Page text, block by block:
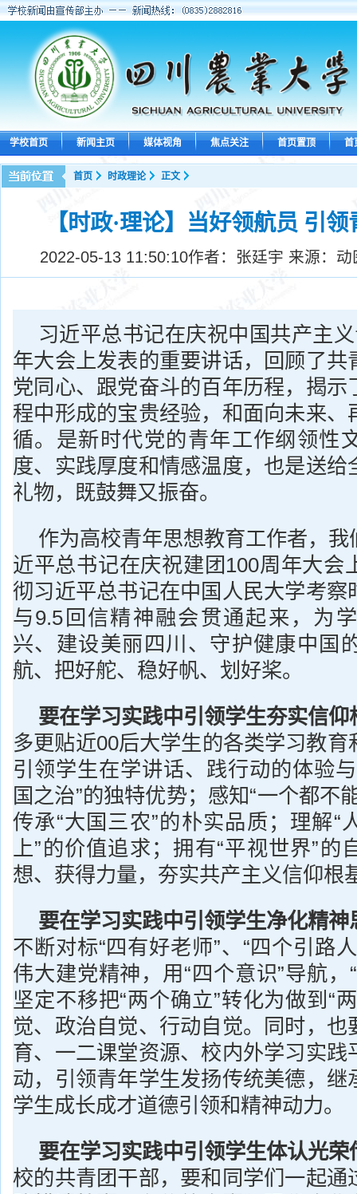
学校首页 新闻主页 媒体视角 焦点关注 首页置顶 首
首页 时政理论 正文
【时政·理论】当好领航员 引
2022-05-13 11:50:10作者：张廷宇 来源：
习近平总书记在庆祝中国共产主
年大会上发表的重要讲话，回顾了共
党同心、跟党奋斗的百年历程，揭示
程中形成的宝贵经验，和面向未来、
循。是新时代党的青年工作纲领性
度、实践厚度和情感温度，也是送给
礼物，既鼓舞又振奋。
作为高校青年思想教育工作者，
近平总书记在庆祝建团100周年大会
彻习近平总书记在中国人民大学考察
与9.5回信精神融会贯通起来，为
兴、建设美丽四川、守护健康中国
航、把好舵、稳好帆、划好桨。
要在学习实践中引领学生夯实信仰
多更贴近00后大学生的各类学习教育
引领学生在学讲话、践行动的体验
国之治”的独特优势；感知“一个都不
传承“大国三农”的朴实品质；理解“
上”的价值追求；拥有“平视世界”的
想、获得力量，夯实共产主义信仰根
要在学习实践中引领学生净化精神
不断对标“四有好老师”、“四个引路
伟大建党精神，用“四个意识”导航，
坚定不移把“两个确立”转化为做到“
觉、政治自觉、行动自觉。同时，也
育、一二课堂资源、校内外学习实践
动，引领青年学生发扬传统美德，继
学生成长成才道德引领和精神动力。
要在学习实践中引领学生体认光荣
校的共青团干部，要和同学们一起通